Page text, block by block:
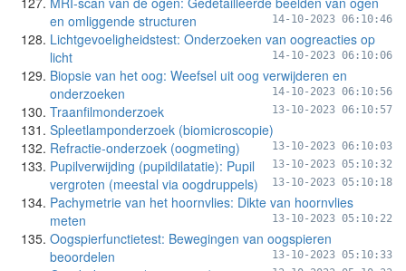
en omliggende structuren
14-10-2023 06:10:46
Lichtgevoeligheidstest: Onderzoeken van oogreacties op
licht
14-10-2023 06:10:06
Biopsie van het oog: Weefsel uit oog verwijderen en
onderzoeken
14-10-2023 06:10:56
Traanfilmonderzoek 13-10-2023 06:10:57
Spleetlamponderzoek (biomicroscopie)
13-10-2023 06:10:03
Refractie-onderzoek (oogmeting)
13-10-2023 05:10:32
Pupilverwijding (pupildilatatie): Pupil
vergroten (meestal via oogdruppels)
13-10-2023 05:10:18
Pachymetrie van het hoornvlies: Dikte van hoornvlies
meten
13-10-2023 05:10:22
Oogspierfunctietest: Bewegingen van oogspieren
beoordelen
13-10-2023 05:10:33